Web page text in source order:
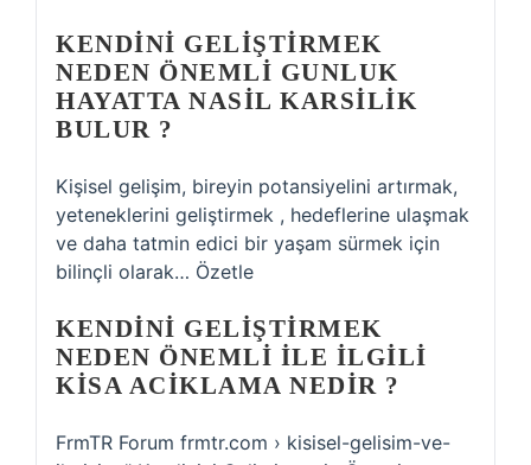
KENDINI GELIŞTIRMEK
NEDEN ÖNEMLI GUNLUK
HAYATTA NASIL KARSILIK
BULUR ?
Kişisel gelişim, bireyin potansiyelini artırmak,
yeteneklerini geliştirmek , hedeflerine ulaşmak
ve daha tatmin edici bir yaşam sürmek için
bilinçli olarak… Özetle
KENDINI GELIŞTIRMEK
NEDEN ÖNEMLI ILE ILGILI
KISA ACIKLAMA NEDIR ?
FrmTR Forum frmtr.com › kisisel-gelisim-ve-